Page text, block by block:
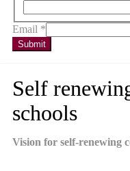
Email *
Submit
Self
schools
Vision for self-renewing